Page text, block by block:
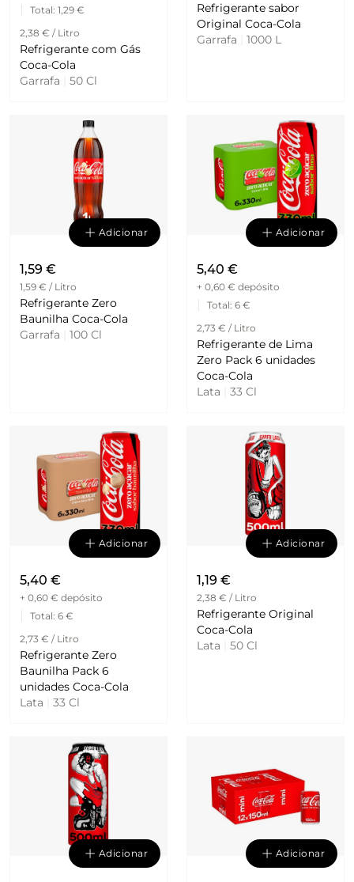
Total: 1,29 €
2,38 € / Litro
Refrigerante com Gás
Coca-Cola
Garrafa
50 Cl
Refrigerante sabor
Original Coca-Cola
Garrafa
1000 L
Adicionar
1,59 €
1,59 € / Litro
Refrigerante Zero
Baunilha Coca-Cola
Garrafa
100 Cl
Adicionar
5,40 €
+ 0,60 € depósito
| Total: 6 €
2,73 € / Litro
Refrigerante de Lima
Zero Pack 6 unidades
Coca-Cola
Lata
33 Cl
Adicionar
5,40 €
+ 0,60 € depósito
| Total: 6 €
2,73 € / Litro
Refrigerante Zero
Baunilha Pack 6
unidades Coca-Cola
Lata
33 Cl
Adicionar
1,19 €
2,38 € / Litro
Refrigerante Original
Coca-Cola
Lata
50 Cl
Adicionar Adicionar